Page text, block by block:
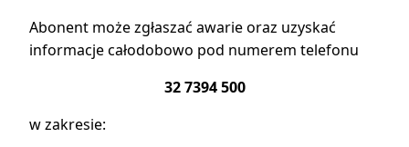
Abonent może zgłaszać awarie oraz uzyskać
informacje całodobowo pod numerem telefonu
32 7394 500
w zakresie: